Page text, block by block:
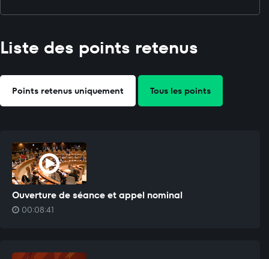
Liste des points retenus
Points retenus uniquement Tous les points
Ouverture de séance et appel nominal
00:08:41